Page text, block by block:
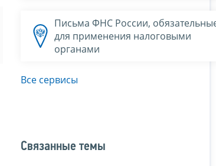
Письма ФНС России,
для применения налоговыми
органами
Все сервисы
Связанные темы